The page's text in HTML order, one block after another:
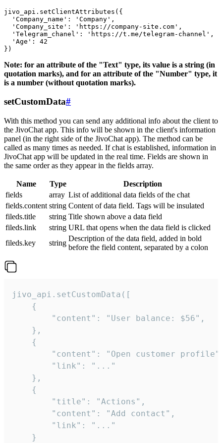
jivo_api.setClientAttributes({
  'Company_name': 'Company',
  'Company_site': 'https://company-site.com',
  'Telegram_chanel': 'https://t.me/telegram-channel',
  'Age': 42
Note: for an attribute of the "Text" type, its value is a string (in
quotation marks), and for an attribute of the "Number" type, it
is a number (without quotation marks).
setCustomData#
With this method you can send any additional info about the client to
the JivoChat app. This info will be shown in the client's information
panel (in the right side of the JivoChat app). The method can be
called as many times as needed. If chat is established, information in
JivoChat app will be updated in the real time. Fields are shown in
the same order as they appear in the fields array.
Name Type
Description
fields
array List of additional data fields of the chat
fields.content string Content of data field. Tags will be insulated
fileds.title
string Title shown above a data field
fileds.link
string URL that opens when the data field is clicked
fileds.key
string
Description of the data field, added in bold
before the field content, separated by a colon
jivo_api.setCustomData([
    {
        "content": "User balance: $56",
    },
    {
"content": "Open customer
        "link": "..."
    },
    {
        "title": "Actions",
        "content": "Add contact",
        "link": "..."
    }